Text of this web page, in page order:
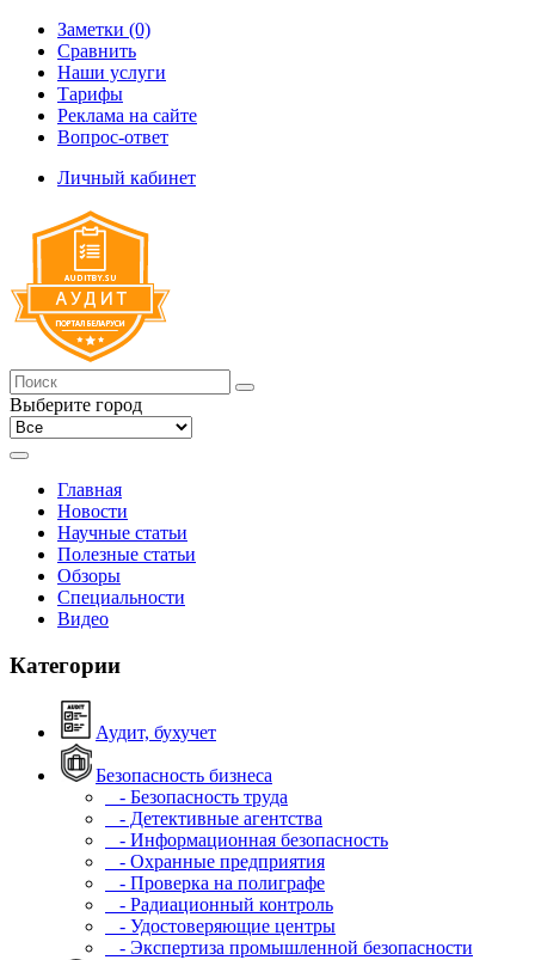
Заметки (0)
Сравнить
Наши услуги
Тарифы
Реклама на сайте
Вопрос-ответ
Личный кабинет
Выберите город
Главная
Новости
Научные статьи
Полезные статьи
Обзоры
Специальности
Видео
Категории
Аудит, бухучет
Безопасность бизнеса
- Безопасность труда
- Детективные агентства
- Информационная безопасность
- Охранные предприятия
- Проверка на полиграфе
- Радиационный контроль
- Удостоверяющие центры
- Экспертиза промышленной безопасности